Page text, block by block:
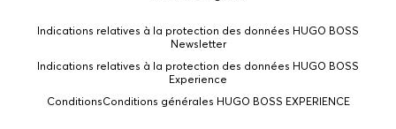
Indications relatives à la protection des données HUGO BOSS
Newsletter
Indications relatives à la protection des données HUGO BOSS
Experience
ConditionsConditions générales HUGO BOSS EXPERIENCE